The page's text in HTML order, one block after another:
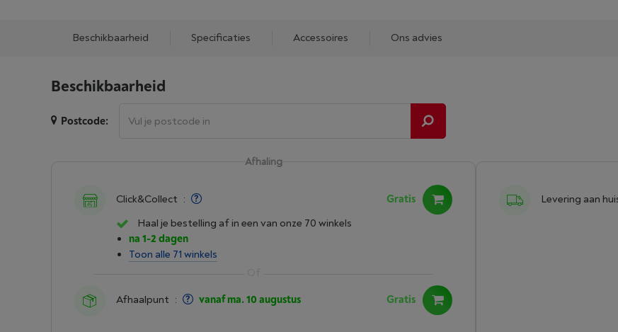
Beschikbaarheid Specificaties Accessoires Ons advies
Beschikbaarheid
Postcode:
Levering aan
Afhaling
Click&Collect :
Gratis
Haal je bestelling af in een van onze 70 winkels
na 1-2 dagen
Toon alle 71 winkels
Afhaalpunt : vanaf ma. 10 augustus Gratis